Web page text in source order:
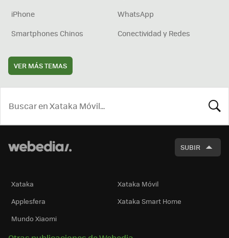
iPhone
WhatsApp
Smartphones Chinos
Conectividad y Redes
VER MÁS TEMAS
SUBIR
Xataka
Xataka Móvil
Applesfera
Xataka Smart Home
Mundo Xiaomi